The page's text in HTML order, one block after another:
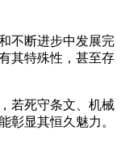
不断进步中发展完
其特殊性，甚至存
若死守条文、机械
彰显其恒久魅力。